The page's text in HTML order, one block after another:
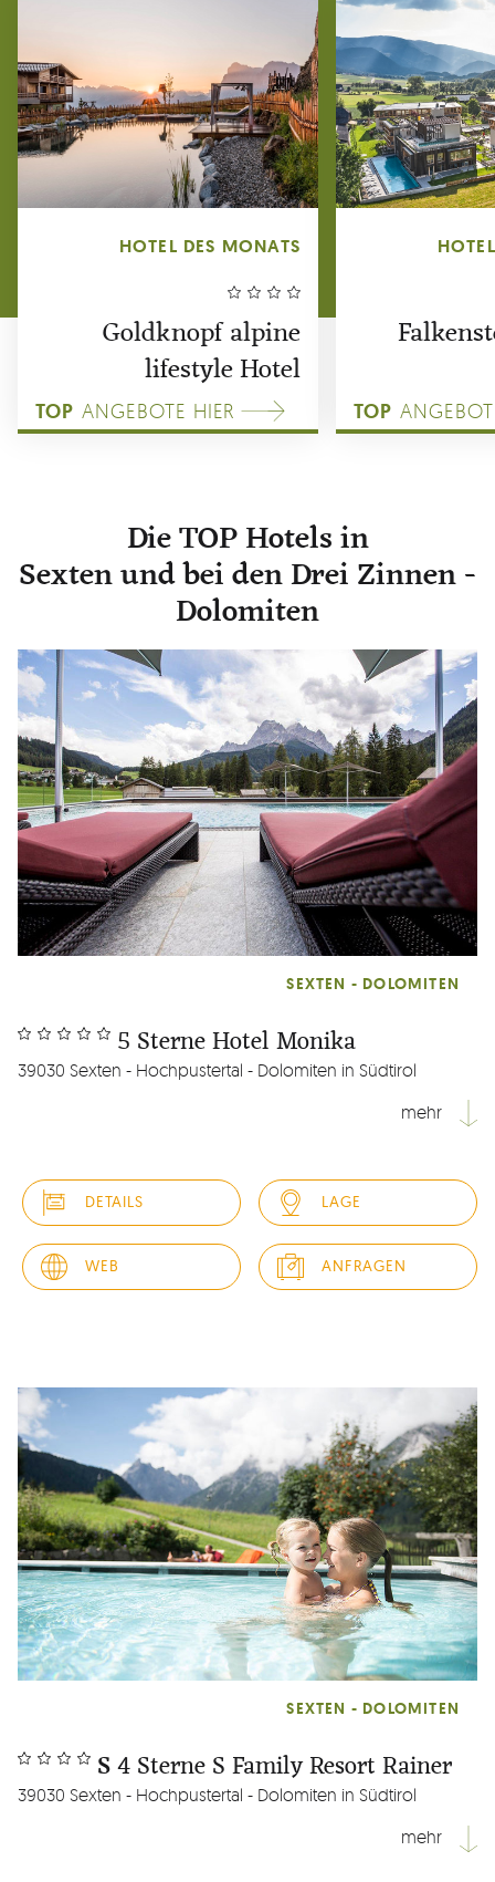
HOTEL DES MONATS
Goldknopf alpine
lifestyle Hotel
TOP ANGEBOTE HIER TOP
Die TOP Hotels in
Sexten und bei den Drei Zinnen -
Dolomiten
5 Sterne Hotel Monika
39030 Sexten - Hochpustertal - Dolomiten in Südtirol
SEXTEN - DOLOMITEN
mehr
im 5 Sterne Hotel… Im SPA mit Sky-Infinity-Outdoor-Pool
schwimmen Sie auf die Dolomitenkulisse der Sextner
Sonnenuhr zu. Im edlen Hallenbad und im Whirlpool perlt
das Bergquellwasser von Ihrer Haut. Saunaaufgüsse,
Massagen, Bäder...
DETAILS LAGE
WEB ANFRAGEN
S4 Sterne S Family Resort Rainer
39030 Sexten - Hochpustertal - Dolomiten in Südtirol
SEXTEN - DOLOMITEN
mehr